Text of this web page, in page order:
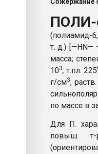
ПЕРЕЙТИ НА
(полиамид-
т. д.) [—HN—
масса;
103; т.пл. 225
г/см3;
по массе в
Для П.
повыш.